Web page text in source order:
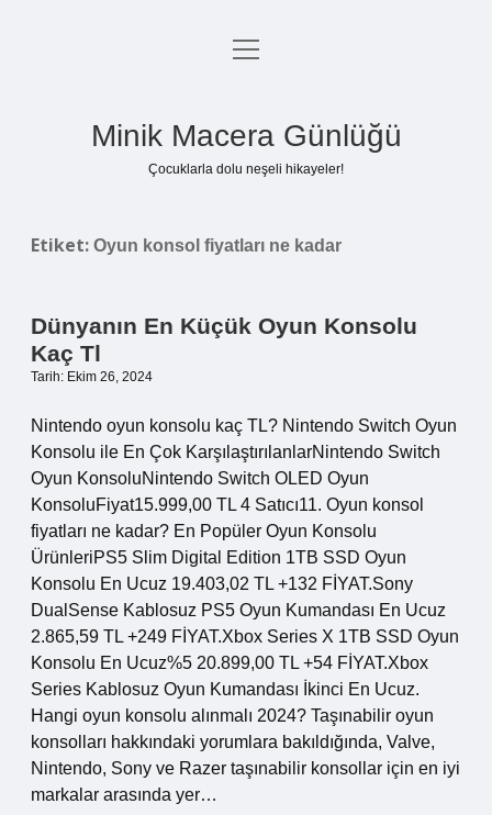
Anasayfa
menüyü
Minik Macera Günlüğü
Çocuklarla dolu neşeli hikayeler!
Etiket: Oyun konsol fiyatları ne kadar
Dünyanın En Küçük Oyun Konsolu
Kaç Tl
Tarih: Ekim 26, 2024
Nintendo oyun konsolu kaç TL? Nintendo Switch Oyun
Konsolu ile En Çok KarşılaştırılanlarNintendo Switch
Oyun KonsoluNintendo Switch OLED Oyun
KonsoluFiyat15.999,00 TL 4 Satıcı11. Oyun konsol
fiyatları ne kadar? En Popüler Oyun Konsolu
ÜrünleriPS5 Slim Digital Edition 1TB SSD Oyun
Konsolu En Ucuz 19.403,02 TL +132 FİYAT.Sony
DualSense Kablosuz PS5 Oyun Kumandası En Ucuz
2.865,59 TL +249 FİYAT.Xbox Series X 1TB SSD Oyun
Konsolu En Ucuz%5 20.899,00 TL +54 FİYAT.Xbox
Series Kablosuz Oyun Kumandası İkinci En Ucuz.
Hangi oyun konsolu alınmalı 2024? Taşınabilir oyun
konsolları hakkındaki yorumlara bakıldığında, Valve,
Nintendo, Sony ve Razer taşınabilir konsollar için en iyi
markalar arasında yer…